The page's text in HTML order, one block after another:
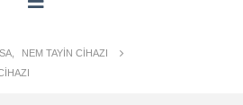
NEM TAYIN CIHAZI